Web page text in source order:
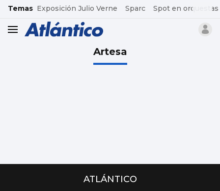
common.go-to-content
Temas Exposición Julio Verne Sparc Spot en orquestas
header.menu.open
Artesa
ATLÁNTICO